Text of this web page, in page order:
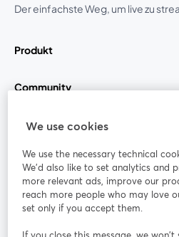
Der einfachste Weg, um live zu
Produkt
Community
StreamYard für
Mitmachen
Webinar
We use cookies
We use the necessary technical
We'd also like to set analytics and
more relevant ads, improve our
reach more people who may love
set only if you accept them.